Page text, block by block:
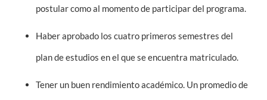
Pregrado
Formación Continua
postular como al momento de participar del programa.
Haber aprobado los cuatro primeros semestres del
plan de estudios en el que se encuentra matriculado.
Tener un buen rendimiento académico. Un promedio de